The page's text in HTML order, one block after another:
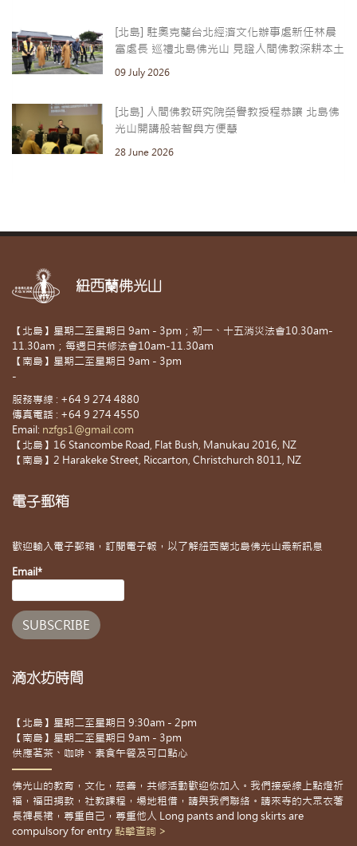
[北島] 駐奧克蘭台北經濟文化辦事處新任林晨
富處長 巡禮北島佛光山 見證人間佛教深耕本土
09 July 2026
[北島] 人間佛教研究院榮譽教授程恭讓 北島佛
光山開講般若智與方便慧
28 June 2026
紐西蘭佛光山
【北島】星期二至星期日 9am - 3pm；初一、十五消災法會10.30am-
11.30am；每週日共修法會10am-11.30am
【南島】星期二至星期日 9am - 3pm
-
服務專線 : +64 9 274 4880
傳真電話 : +64 9 274 4550
Email: nzfgs1@gmail.com
【北島】16 Stancombe Road, Flat Bush, Manukau 2016, NZ
【南島】2 Harakeke Street, Riccarton, Christchurch 8011, NZ
電子郵箱
歡迎輸入電子郵箱，訂閱電子報，以了解紐西蘭北島佛光山最新訊息
Email*
滴水坊時間
【北島】星期二至星期日 9:30am - 2pm
【南島】星期二至星期日 9am - 3pm
供應茗茶、咖啡、素食午餐及可口點心
佛光山的教育，文化，慈善，共修活動歡迎你加入。我們接受線上點燈祈
福，福田捐款，社教課程，場地租借，請與我們聯絡。請來寺的大眾衣著
長褲長裙，尊重自己，尊重他人 Long pants and long skirts are
compulsory for entry 點擊查詢 >